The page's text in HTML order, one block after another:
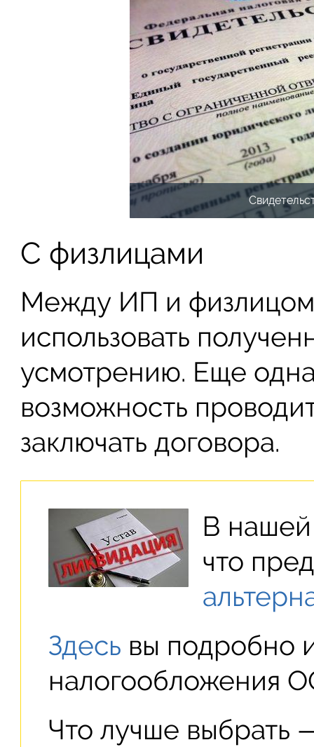
С физлицами
Между ИП и
использовать
усмотрению. Еще
возможность
заключать договора.
В нашей
что
Здесь вы подробно
налогообложения
Что лучше